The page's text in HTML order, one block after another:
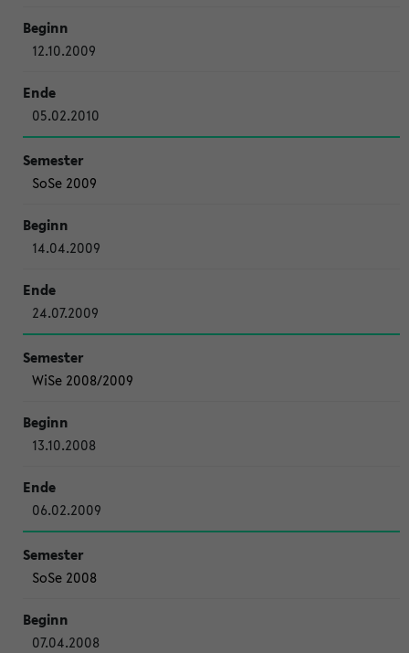
12.10.2009
05.02.2010
SoSe 2009
14.04.2009
24.07.2009
WiSe 2008/2009
13.10.2008
06.02.2009
SoSe 2008
07.04.2008